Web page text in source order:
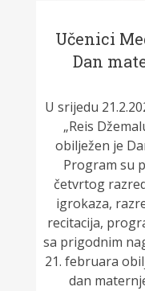
Učenici
Dan
U srijedu
„Reis
obilježen je
Program su
četvrtog
igrokaza,
recitacija,
sa prigodnim
21. februara
dan